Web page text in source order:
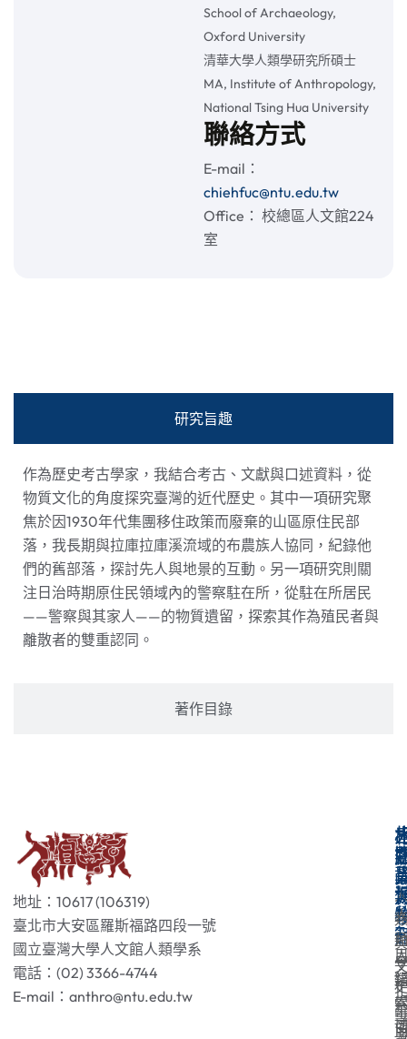
School of Archaeology,
Oxford University
清華大學人類學研究所碩士
MA, Institute of Anthropology,
National Tsing Hua University
聯絡方式
E-mail：
chiehfuc@ntu.edu.tw
Office： 校總區人文館224
室
研究旨趣
著作目錄
作為歷史考古學家，我結合考古、文獻與口述資料，從
物質文化的角度探究臺灣的近代歷史。其中一項研究聚
焦於因1930年代集團移住政策而廢棄的山區原住民部
落，我長期與拉庫拉庫溪流域的布農族人協同，紀錄他
們的舊部落，探討先人與地景的互動。另一項研究則關
注日治時期原住民領域內的警察駐在所，從駐在所居民
——警察與其家人——的物質遺留，探索其作為殖民者與
離散者的雙重認同。
地址：10617 (106319)
臺北市大安區羅斯福路四段一號
國立臺灣大學人文館人類學系
電話：(02) 3366-4744
E-mail：anthro@ntu.edu.tw